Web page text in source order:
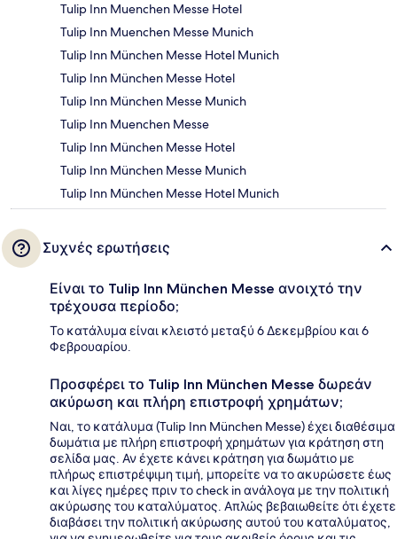
Tulip Inn Muenchen Messe Hotel
Tulip Inn Muenchen Messe Munich
Tulip Inn München Messe Hotel Munich
Tulip Inn München Messe Hotel
Tulip Inn München Messe Munich
Tulip Inn Muenchen Messe
Tulip Inn München Messe Hotel
Tulip Inn München Messe Munich
Tulip Inn München Messe Hotel Munich
Συχνές ερωτήσεις
Είναι το Tulip Inn München Messe ανοιχτό την
τρέχουσα περίοδο;
Το κατάλυμα είναι κλειστό μεταξύ 6 Δεκεμβρίου και 6
Φεβρουαρίου.
Προσφέρει το Tulip Inn München Messe δωρεάν
ακύρωση και πλήρη επιστροφή χρημάτων;
Ναι, το κατάλυμα (Tulip Inn München Messe) έχει διαθέσιμα
δωμάτια με πλήρη επιστροφή χρημάτων για κράτηση στη
σελίδα μας. Αν έχετε κάνει κράτηση για δωμάτιο με
πλήρως επιστρέψιμη τιμή, μπορείτε να το ακυρώσετε έως
και λίγες ημέρες πριν το check in ανάλογα με την πολιτική
ακύρωσης του καταλύματος. Απλώς βεβαιωθείτε ότι έχετε
διαβάσει την πολιτική ακύρωσης αυτού του καταλύματος,